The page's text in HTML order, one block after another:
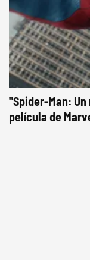
"Spider-Man:
película de